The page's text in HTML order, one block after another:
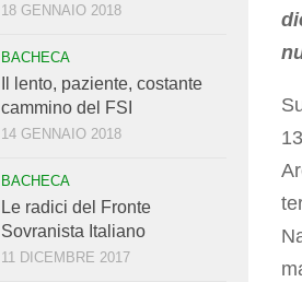
18 GENNAIO 2018
BACHECA
Il lento, paziente, costante
cammino del FSI
14 GENNAIO 2018
BACHECA
Le radici del Fronte
Sovranista Italiano
11 DICEMBRE 2017